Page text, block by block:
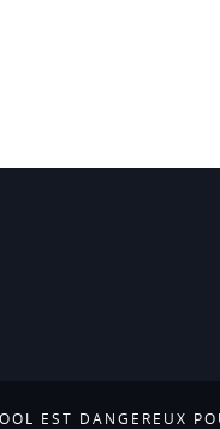
EST DANGEREUX